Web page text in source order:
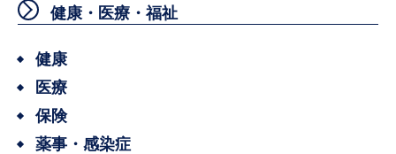
健康・医療・福祉
健康
医療
保険
薬事・感染症